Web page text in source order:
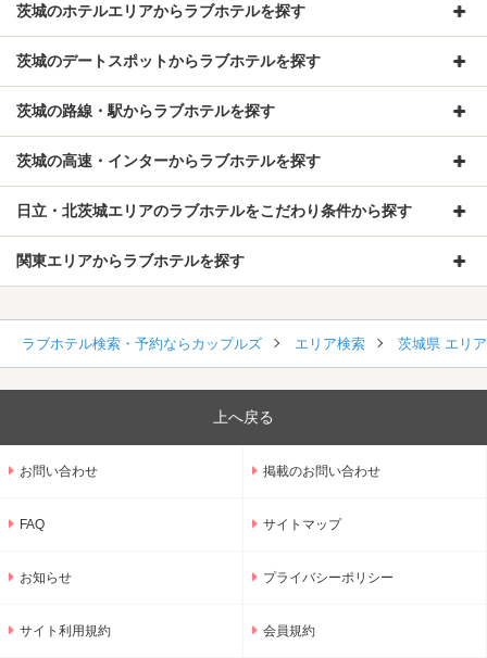
茨城のホテルエリアからラブホテルを探す
茨城のデートスポットからラブホテルを探す
茨城の路線・駅からラブホテルを探す
茨城の高速・インターからラブホテルを探す
日立・北茨城エリアのラブホテルをこだわり条件から探す
関東エリアからラブホテルを探す
ラブホテル検索・予約ならカップルズ エリア検索 茨城県 エリ
上へ戻る
お問い合わせ 掲載のお問い合わせ
FAQ サイトマップ
お知らせ プライバシーポリシー
サイト利用規約 会員規約